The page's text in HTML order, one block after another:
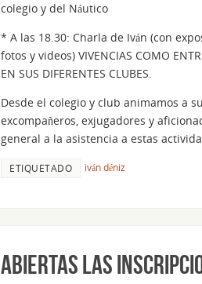
colegio y del Náutico
* A las 18.30: Charla de Iván (con
fotos y videos) VIVENCIAS COMO
EN SUS DIFERENTES CLUBES.
Desde el colegio y club animamos a
excompañeros, exjugadores y
general a la asistencia a estas
ETIQUETADO iván déniz
Abiertas las